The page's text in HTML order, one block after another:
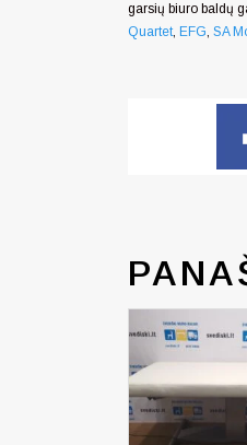
garsių biuro baldų
Quartet, EFG, SA